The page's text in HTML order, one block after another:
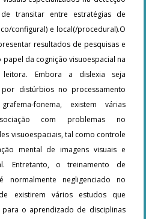
transitar entre estratégias de
configural) e local(/procedural).O
resultados de pesquisas e
da cognição visuoespacial na
leitora. Embora a dislexia seja
distúrbios no processamento
fonema, existem várias
com problemas no
visuoespaciais, tal como controle
mental de imagens visuais e
Entretanto, o treinamento de
normalmente negligenciado no
existirem vários estudos que
o aprendizado de disciplinas